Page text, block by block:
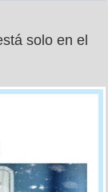
solo en el